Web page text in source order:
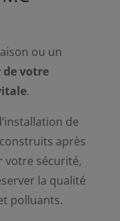
ou un
de votre
.
de
après
votre sécurité,
la qualité
polluants.